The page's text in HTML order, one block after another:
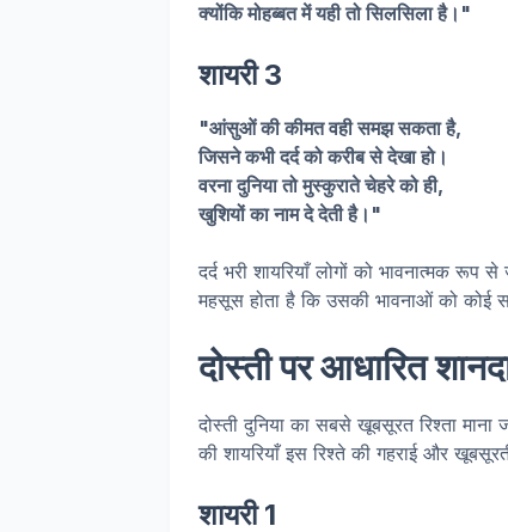
क्योंकि मोहब्बत में यही तो सिलसिला है।"
शायरी 3
"आंसुओं की कीमत वही समझ सकता है,
जिसने कभी दर्द को करीब से देखा हो।
वरना दुनिया तो मुस्कुराते चेहरे को ही,
खुशियों का नाम दे देती है।"
दर्द भरी शायरियाँ लोगों को भावनात्मक
महसूस होता है कि उसकी भावनाओं को कोई
दोस्ती पर आधारित
दोस्ती दुनिया का सबसे खूबसूरत रिश्ता
की शायरियाँ इस रिश्ते की गहराई और
शायरी 1